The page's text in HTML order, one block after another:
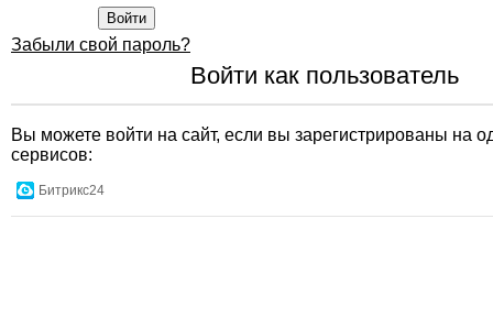
Забыли свой пароль?
Войти как пользователь
Вы можете войти на сайт, если вы зарегистрированы на
сервисов:
Битрикс24